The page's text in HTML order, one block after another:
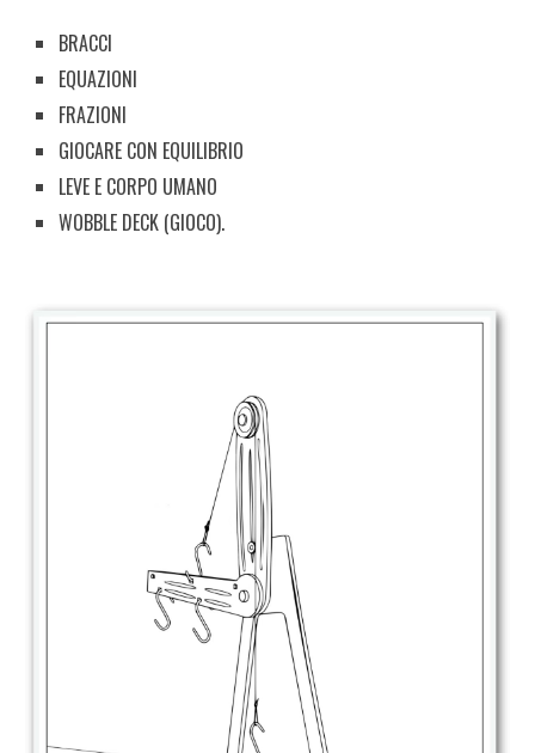
BRACCI
EQUAZIONI
FRAZIONI
GIOCARE CON EQUILIBRIO
LEVE E CORPO UMANO
WOBBLE DECK (GIOCO).